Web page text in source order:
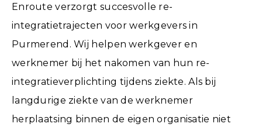
Enroute verzorgt succesvolle re-
integratietrajecten voor werkgevers in
Purmerend. Wij helpen werkgever en
werknemer bij het nakomen van hun re-
integratieverplichting tijdens ziekte. Als bij
langdurige ziekte van de werknemer
herplaatsing binnen de eigen organisatie niet